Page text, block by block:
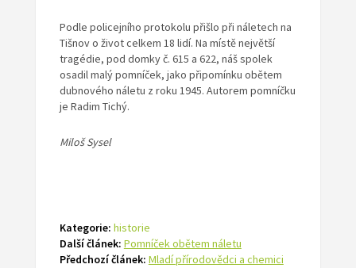
Podle policejního protokolu přišlo při náletech na
Tišnov o život celkem 18 lidí. Na místě největší
tragédie, pod domky č. 615 a 622, náš spolek
osadil malý pomníček, jako připomínku obětem
dubnového náletu z roku 1945. Autorem pomníčku
je Radim Tichý.
Miloš Sysel
Kategorie: historie
Další článek: Pomníček obětem náletu
Předchozí článek: Mladí přírodovědci a chemici